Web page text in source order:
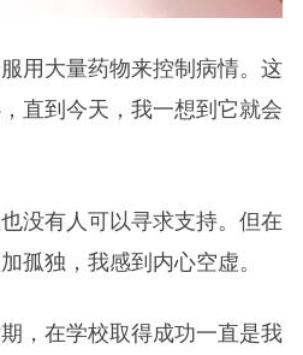
用大量药物来控制病情。这
直到今天，我一想到它就会
没有人可以寻求支持。但在
孤独，我感到内心空虚。
，在学校取得成功一直是我